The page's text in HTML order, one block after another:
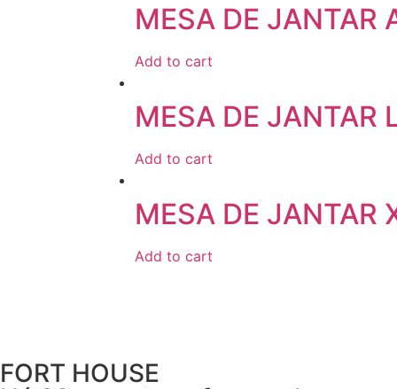
MESA DE JANTAR
Add to cart
MESA DE JANTAR
Add to cart
MESA DE JANTAR
Add to cart
FORT HOUSE